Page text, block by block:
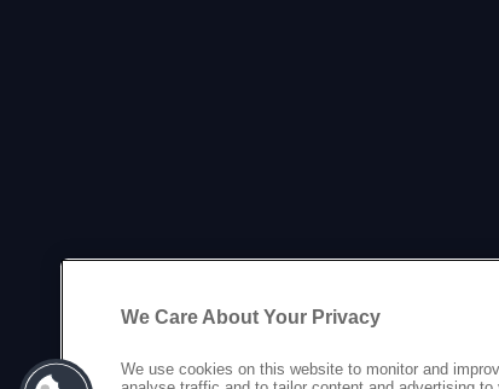
We Care About Your Privacy
We use cookies on this website to monitor and